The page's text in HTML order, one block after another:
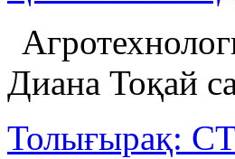
Диана Тоқай
Толығырақ: